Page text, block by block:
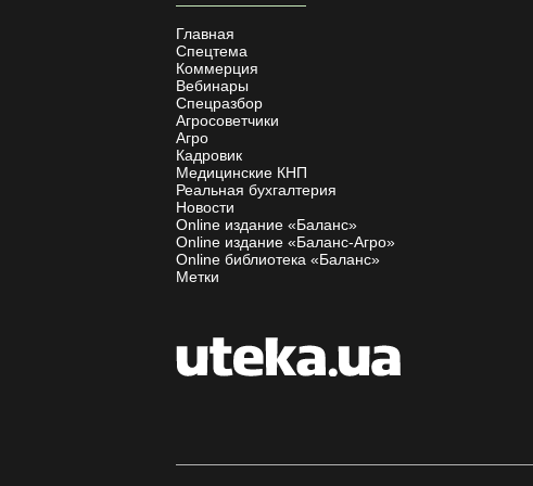
Главная
Спецтема
Коммерция
Вебинары
Спецразбор
Агросоветчики
Агро
Кадровик
Медицинские КНП
Реальная бухгалтерия
Новости
Online издание «Баланс»
Online издание «Баланс-Агро»
Online библиотека «Баланс»
Метки